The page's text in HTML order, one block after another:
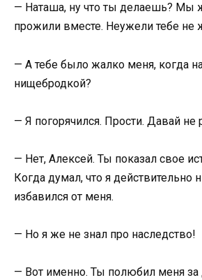
— Наташа, ну что ты делаешь? Мы
прожили вместе. Неужели тебе не
— А тебе было жалко меня, когда
нищебродкой?
— Я погорячился. Прости. Давай не
— Нет, Алексей. Ты показал свое
Когда думал, что я действительно
избавился от меня.
— Но я же не знал про наследство!
— Вот именно. Ты полюбил меня за